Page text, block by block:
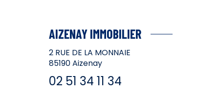
AIZENAY IMMOBILIER
2 RUE DE LA MONNAIE
85190Aizenay
02 51 34 11 34